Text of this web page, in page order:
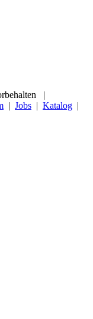
|
| Jobs | Katalog |